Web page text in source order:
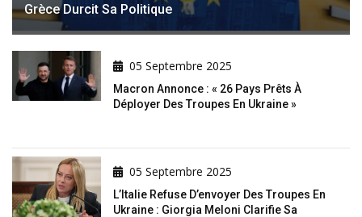
Grèce Durcit Sa Politique
05 Septembre 2025
Macron Annonce : « 26 Pays Prêts À
Déployer Des Troupes En Ukraine »
05 Septembre 2025
L’Italie Refuse D’envoyer Des Troupes En
Ukraine : Giorgia Meloni Clarifie Sa